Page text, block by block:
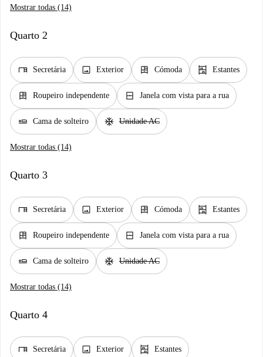
Mostrar todas (14)
Quarto 2
desk Secretária image Exterior dresser Cómoda shelves Estantes
dresser Roupeiro independente window_closed Janela com vista para a rua
airline_seat_flat Cama de solteiro ac_unit Unidade AC
Mostrar todas (14)
Quarto 3
desk Secretária image Exterior dresser Cómoda shelves Estantes
dresser Roupeiro independente window_closed Janela com vista para a rua
airline_seat_flat Cama de solteiro ac_unit Unidade AC
Mostrar todas (14)
Quarto 4
desk Secretária image Exterior shelves Estantes